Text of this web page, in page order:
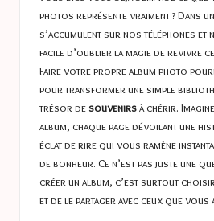
photos représente vraiment ? Dans
s’accumulent sur nos téléphones
facile d’oublier la magie de revivre
Faire votre propre album photo
pour transformer une simple
trésor de souvenirsà chérir.
album, chaque page dévoilant une
éclat de rire qui vous ramène
de bonheur. Ce n’est pas juste une
créer un album, c’est surtout
et de le partager avec ceux que vous